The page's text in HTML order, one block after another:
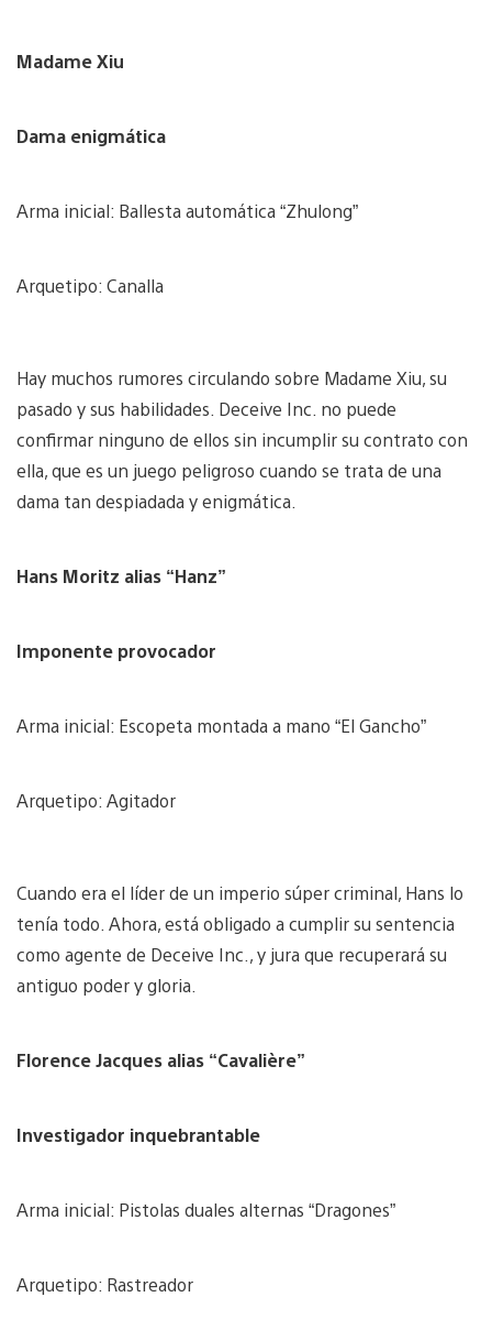
Madame Xiu
Dama enigmática
Arma inicial: Ballesta automática “Zhulong”
Arquetipo: Canalla
Hay muchos rumores circulando sobre Madame Xiu, su
pasado y sus habilidades. Deceive Inc. no puede
confirmar ninguno de ellos sin incumplir su contrato con
ella, que es un juego peligroso cuando se trata de una
dama tan despiadada y enigmática.
Hans Moritz alias “Hanz”
Imponente provocador
Arma inicial: Escopeta montada a mano “El Gancho”
Arquetipo: Agitador
Cuando era el líder de un imperio súper criminal, Hans lo
tenía todo. Ahora, está obligado a cumplir su sentencia
como agente de Deceive Inc., y jura que recuperará su
antiguo poder y gloria.
Florence Jacques alias “Cavalière”
Investigador inquebrantable
Arma inicial: Pistolas duales alternas “Dragones”
Arquetipo: Rastreador